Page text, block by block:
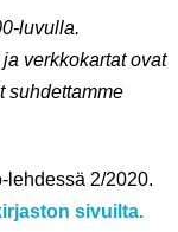
luvulla.
verkkokartat ovat
suhdettamme
lehdessä 2/2020.
sivuilta.